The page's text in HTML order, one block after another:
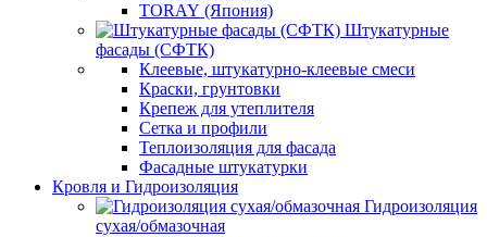
TORAY (Япония)
Штукатурные
фасады (СФТК)
Клеевые, штукатурно-клеевые смеси
Краски, грунтовки
Крепеж для утеплителя
Сетка и профили
Теплоизоляция для фасада
Фасадные штукатурки
Кровля и Гидроизоляция
Гидроизоляция
сухая/обмазочная